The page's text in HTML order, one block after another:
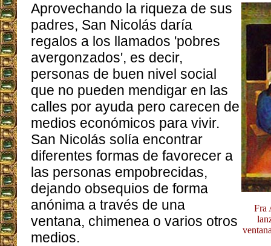
Fra
Aprovechando la riqueza de sus
padres, San Nicolás daría
regalos a los llamados 'pobres
avergonzados', es decir,
personas de buen nivel social
que no pueden mendigar en las
calles por ayuda pero carecen de
medios económicos para vivir.
San Nicolás solía encontrar
diferentes formas de favorecer a
las personas empobrecidas,
dejando obsequios de forma
anónima a través de una
ventana, chimenea o varios otros
medios.